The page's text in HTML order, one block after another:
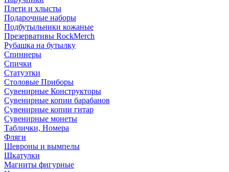
Плети и хлысты
Подарочные наборы
Подбутыльники кожаные
Презервативы RockMerch
Рубашка на бутылку
Спиннеры
Спички
Статуэтки
Столовые Приборы
Сувенирные Конструкторы
Сувенирные копии барабанов
Сувенирные копии гитар
Сувенирные монеты
Таблички, Номера
Фляги
Шевроны и вымпелы
Шкатулки
Магниты фигурные